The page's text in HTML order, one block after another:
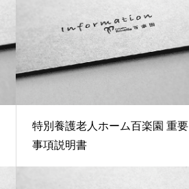
特別養護老人ホーム百楽園 重要
事項説明書